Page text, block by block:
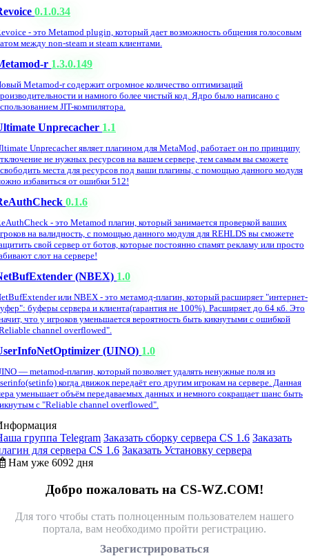
0.1.0.34
- это Metamod plugin, который дает возможность общения голосовым
между non-steam и steam клиентами.
r 1.3.0.149
Metamod-r содержит огромное количество оптимизаций
и намного более чистый код. Ядро было написано с
JIT-компилятора.
Unprecacher 1.1
Unprecacher являет плагином для MetaMod, работает он по принципу
не нужных ресурсов на вашем сервере, тем самым вы сможете
места для ресурсов под ваши плагины, с помощью данного модуля
избавиться от ошибки 512!
0.1.6
- это Metamod плагин, который занимается проверкой ваших
на валидность, с помощью данного модуля для REHLDS вы сможете
свой сервер от ботов, которые постоянно спамят рекламу или просто
слот на сервере!
(NBEX) 1.0
или NBEX - это метамод-плагин, который расширяет "интернет-
буферы сервера и клиента(гарантия не 100%). Расширяет до 64 кб. Это
что у игроков уменьшается вероятность быть кикнутыми с ошибкой
channel overflowed".
(UINO) 1.0
— metamod-плагин, который позволяет удалять ненужные поля из
когда движок передаёт его другим игрокам на сервере. Данная
уменьшает объём передаваемых данных и немного сокращает шанс быть
с "Reliable channel overflowed".
группа Telegram Заказать сборку сервера CS 1.6 Заказать
для сервера CS 1.6 Заказать Установку сервера
Нам уже 6092 дня
Добро пожаловать на CS-WZ.COM!
Для того чтобы стать полноценным пользователем нашего
портала, вам необходимо пройти регистрацию.
Зарегистрироваться